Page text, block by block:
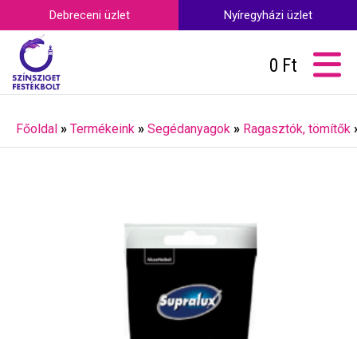
Debreceni üzlet Nyíregyházi üzlet
0 Ft
Főoldal » Termékeink » Segédanyagok » Ragasztók, tömítők